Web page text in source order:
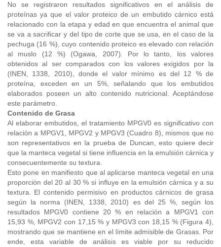
No se registraron resultados significativos en el análisis de
proteínas ya que el valor proteico de un embutido cárnico está
relacionado con la etapa y edad en que encuentra el animal que
se va a sacrificar y del tipo de corte que se usa, en el caso de la
pechuga (16 %), cuyo contenido proteico es elevado con relación
al muslo (12 %) (Ogawa, 2007). Por lo tanto, los valores
obtenidos al ser comparados con los valores exigidos por la
(INEN, 1338, 2010), donde el valor mínimo es del 12 % de
proteína, exceden en un 5%, señalando que los embutidos
elaborados poseen un alto contenido nutricional. Aceptándose
este parámetro.
Contenido de Grasa
Al elaborar embutidos, el tratamiento MPGV0 es significativo con
relación a MPGV1, MPGV2 y MPGV3 (Cuadro 8), mismos que no
son representativos en la prueba de Duncan, esto quiere decir
que la manteca vegetal si tiene influencia en la emulsión cárnica y
consecuentemente su textura.
Esto pone en manifiesto que al aplicarse manteca vegetal en una
proporción del 20 al 30 % si influye en la emulsión cárnica y a su
textura. El contenido permisivo en productos cárnicos de grasa
según la norma (INEN, 1338, 2010) es del 25 %, según los
resultados MPGV0 contiene 20 % en relación a MPGV1 con
15,93 %, MPGV2 con 17,15 % y MPGV3 con 18,15 % (Figura 4),
mostrando que se mantiene en el límite admisible de Grasas. Por
ende, esta variable de análisis es viable por su reducido